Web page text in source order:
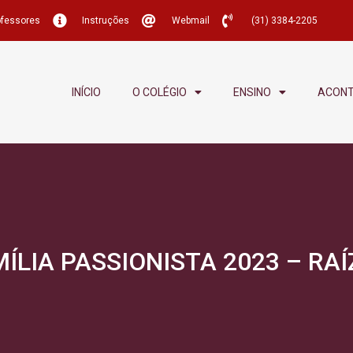
Instruções Webmail (31) 3384-2205
INÍCIO O COLÉGIO ENSINO
PASSIONISTA 2023 –